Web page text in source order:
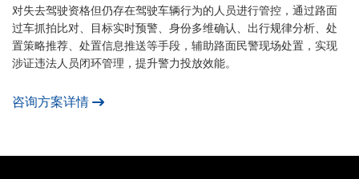
对失去驾驶资格但仍存在驾驶车辆行为的人员进行管控，通过路面
过车抓拍比对、目标实时预警、身份多维确认、出行规律分析、处
置策略推荐、处置信息推送等手段，辅助路面民警现场处置，实现
涉证违法人员闭环管理，提升警力投放效能。
咨询方案详情